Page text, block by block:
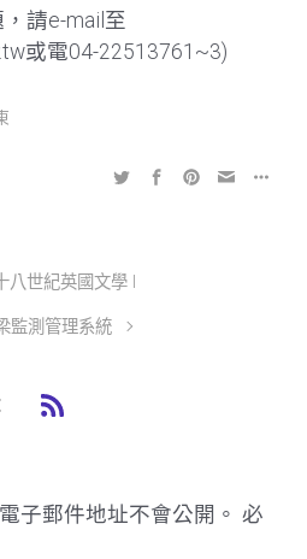
請e-mail至
或電04-22513761~3)
八世紀英國文學 I
監測管理系統
子郵件地址不會公開。 必